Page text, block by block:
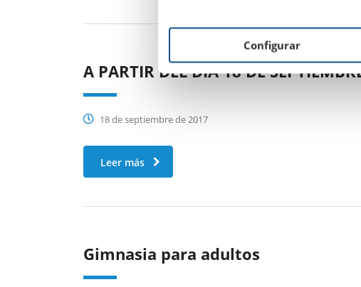
A PARTIR DEL DÍA 18 DE
18 de septiembre de 2017
Leer más
Gimnasia para adultos
Configurar